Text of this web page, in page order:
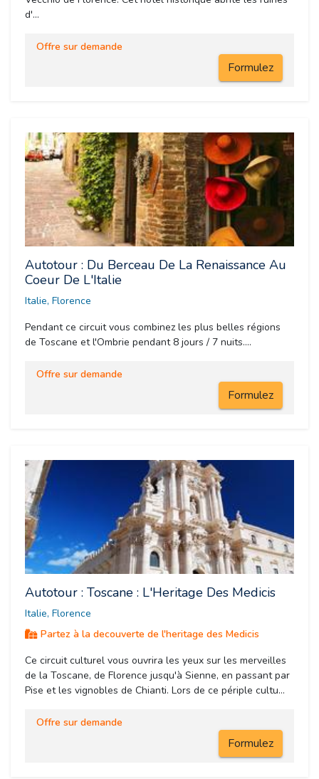
d'...
Offre sur demande
Formulez
Autotour : Du Berceau De La Renaissance Au
Coeur De L'Italie
Italie, Florence
Pendant ce circuit vous combinez les plus belles régions
de Toscane et l'Ombrie pendant 8 jours / 7 nuits....
Offre sur demande
Formulez
Autotour : Toscane : L'Heritage Des Medicis
Italie, Florence
Partez à la decouverte de l'heritage des Medicis
Ce circuit culturel vous ouvrira les yeux sur les merveilles
de la Toscane, de Florence jusqu'à Sienne, en passant par
Pise et les vignobles de Chianti. Lors de ce périple cultu...
Offre sur demande
Formulez